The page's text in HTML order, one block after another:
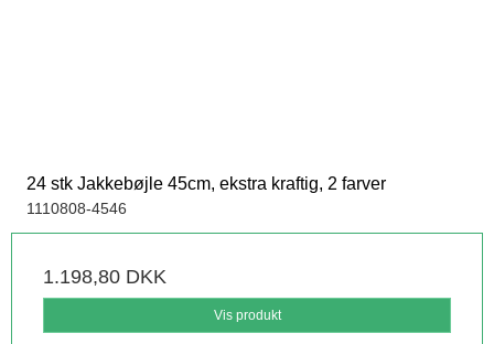
24 stk Jakkebøjle 45cm, ekstra kraftig, 2 farver
1110808-4546
1.198,80 DKK
Vis produkt